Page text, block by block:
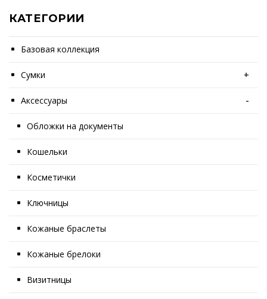
КАТЕГОРИИ
Базовая коллекция
Сумки +
Аксессуары -
Обложки на документы
Кошельки
Косметички
Ключницы
Кожаные браслеты
Кожаные брелоки
Визитницы